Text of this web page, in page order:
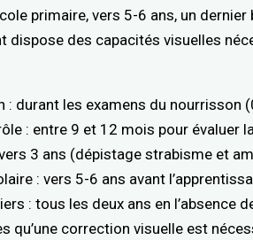
primaire, vers 5-6 ans, un
dispose des capacités visuelles
: durant les examens du nourrisson
: entre 9 et 12 mois pour évaluer
3 ans (dépistage strabisme et
: vers 5-6 ans avant
: tous les deux ans en l’absence
qu’une correction visuelle est